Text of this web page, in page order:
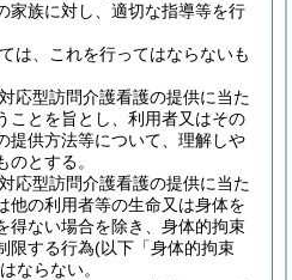
家族に対し、適切な指導等を行
は、これを行ってはならないも
応型訪問介護看護の提供に当た
ことを旨とし、利用者又はその
提供方法等について、理解しや
とする。
応型訪問介護看護の提供に当た
他の利用者等の生命又は身体を
得ない場合を除き、身体的拘束
限する行為(以下「身体的拘束
ならない。